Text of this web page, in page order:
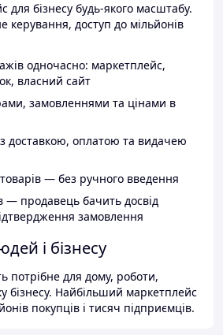
бізнесу будь-якого масштабу.
керування, доступ до мільйонів
одночасно: маркетплейс,
власний сайт
замовленнями та цінами в
з доставкою, оплатою та видачею
— без ручного введення
— продавець бачить досвід
замовлення
і бізнесу
потрібне для дому, роботи,
бізнесу. Найбільший маркетплейс
покупців і тисяч підприємців.